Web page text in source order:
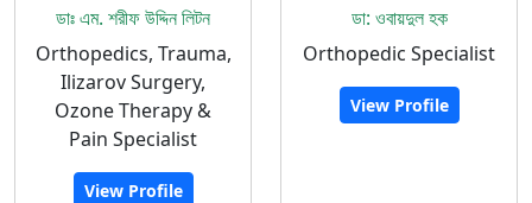
ডাঃ এম. শরীফ উদ্দিন লিটন
Orthopedics, Trauma,
Ilizarov Surgery,
Ozone Therapy &
Pain Specialist
View Profile
ডা: ওবায়দুল হক
Orthopedic Specialist
View Profile